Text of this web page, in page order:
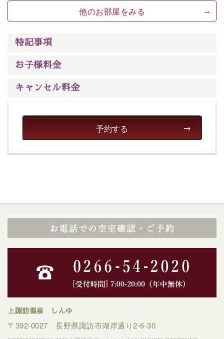
案内します。事前ご予約制ですので、ご利用ご希望の方
は【3日前まで】にお電話ください。
※交通規制などにより運行できない日がございます
※年末年始及び御柱祭前後は運行しておりません
神秘なる諏訪湖に心癒される時間をお過ごしいただけま
他のお部屋をみる
特記事項
お子様料金
キャンセル料金
予約する
上諏訪温泉 しんゆ
〒392-0027 長野県諏訪市湖岸通り2-6-30